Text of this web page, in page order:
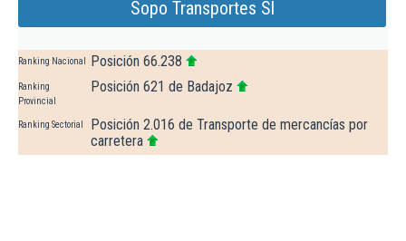
Sopo Transportes Sl
Ranking Nacional Posición 66.238
Ranking
Provincial
Posición 621 de Badajoz
Ranking Sectorial
Posición 2.016 de Transporte de mercancías por
carretera